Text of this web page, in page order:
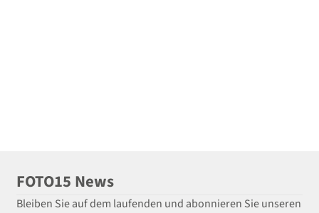
FOTO15 News
Bleiben Sie auf dem laufenden und abonnieren Sie unseren